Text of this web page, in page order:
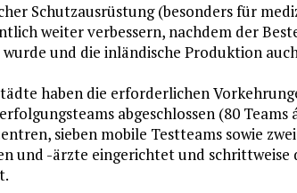
Schutzausrüstung (besonders für
weiter verbessern, nachdem der
und die inländische Produktion
haben die erforderlichen
abgeschlossen (80 Teams
sieben mobile Testteams sowie
und -ärzte eingerichtet und schrittweise